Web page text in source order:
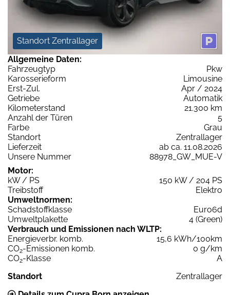
Standort Zentrallager
Allgemeine Daten:
Fahrzeugtyp
Pkw
Karosserieform
Limousine
Erst-Zul.
Apr / 2024
Getriebe
Automatik
Kilometerstand
21.300 km
Anzahl der Türen
5
Farbe
Grau
Standort
Zentrallager
Lieferzeit
ab ca. 11.08.2026
Unsere Nummer
88978_GW_MUE-V
Motor:
kW / PS
150 kW / 204 PS
Treibstoff
Elektro
Umweltnormen:
Schadstoffklasse
Euro6d
Umweltplakette
4 (Green)
Verbrauch und Emissionen nach WLTP:
Energieverbr. komb.
15,6 kWh/100km
CO2-Emissionen komb.
0 g/km
CO2-Klasse
A
Standort
Zentrallager